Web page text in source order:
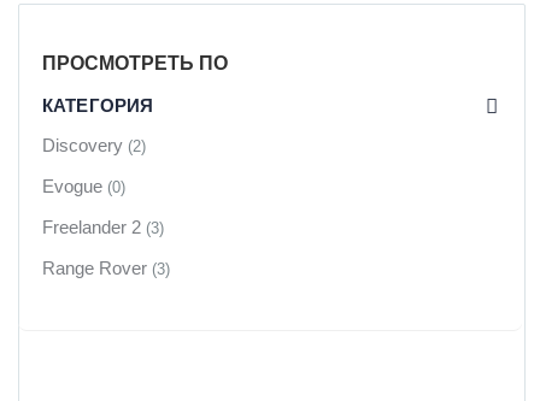
ПРОСМОТРЕТЬ ПО
КАТЕГОРИЯ
Discovery (2)
Evogue (0)
Freelander 2 (3)
Range Rover (3)